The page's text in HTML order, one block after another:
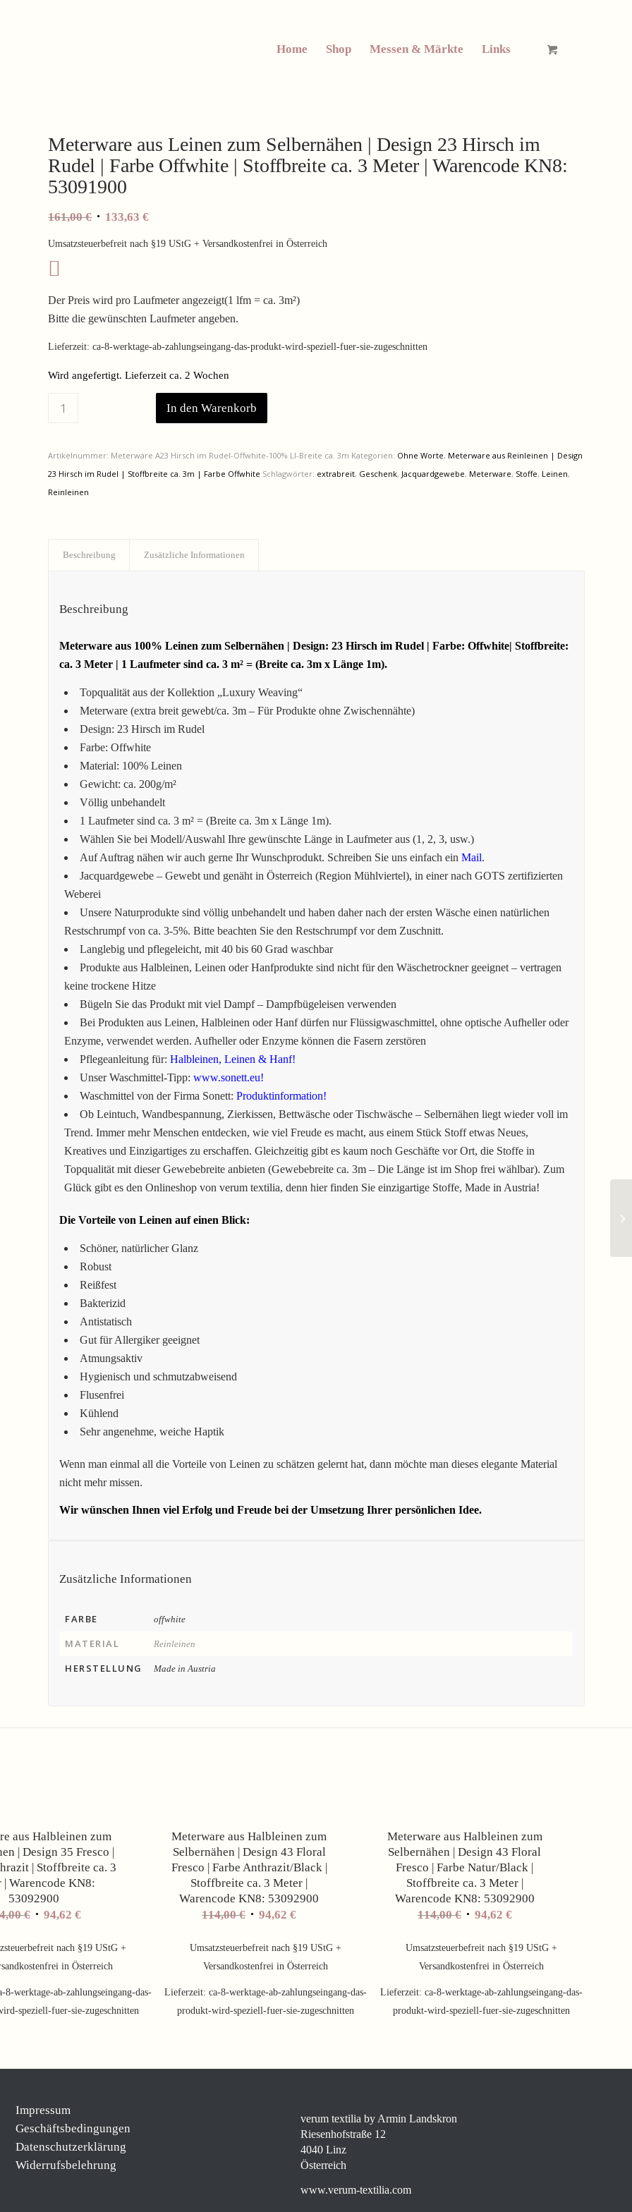
Home Shop Messen & Märkte Links
Meterware aus Leinen zum Selbernähen | Design 23 Hirsch im
Rudel | Farbe Offwhite | Stoffbreite ca. 3 Meter | Warencode KN8:
53091900
161,00€ Ursprünglicher
war:
133,63€
ist:
Umsatzsteuerbefreit nach §19 UStG + Versandkostenfrei in Österreich
Der Preis wird pro Laufmeter angezeigt(1 lfm = ca. 3m²)
Bitte die gewünschten Laufmeter angeben.
Lieferzeit:ca-8-werktage-ab-zahlungseingang-das-produkt-wird-speziell-fuer-sie-zugeschnitten
Wird angefertigt. Lieferzeit ca. 2 Wochen
In den Warenkorb
Artikelnummer: Meterware A23 Hirsch im Rudel-Offwhite-100% LI-Breite ca. 3m Kategorien: Ohne Worte, Meterware aus Reinleinen | Design
23 Hirsch im Rudel | Stoffbreite ca. 3m | Farbe Offwhite Schlagwörter: extrabreit, Geschenk, Jacquardgewebe, Meterware, Stoffe, Leinen,
Reinleinen
Beschreibung Zusätzliche Informationen
Beschreibung
Meterware aus 100% Leinen zum Selbernähen | Design: 23 Hirsch im Rudel | Farbe: Offwhite| Stoffbreite:
ca.3 Meter | 1 Laufmeter sind ca. 3 m² = (Breite ca. 3m x Länge 1m).
Topqualität aus der Kollektion „Luxury Weaving“
Meterware (extra breit gewebt/ca. 3m – Für Produkte ohne Zwischennähte)
Design: 23 Hirsch im Rudel
Farbe: Offwhite
Material: 100% Leinen
Gewicht: ca. 200g/m²
Völlig unbehandelt
1 Laufmeter sind ca. 3 m² = (Breite ca. 3m x Länge 1m).
Wählen Sie bei Modell/Auswahl Ihre gewünschte Länge in Laufmeter aus (1, 2, 3, usw.)
Auf Auftrag nähen wir auch gerne Ihr Wunschprodukt. Schreiben Sie uns einfach einMail.
Jacquardgewebe – Gewebt und genäht in Österreich (Region Mühlviertel), in einer nach GOTS zertifizierten
Weberei
Unsere Naturprodukte sind völlig unbehandelt und haben daher nach der ersten Wäsche einen natürlichen
Restschrumpf von ca. 3-5%. Bitte beachten Sie den Restschrumpf vor dem Zuschnitt.
Langlebig und pflegeleicht, mit 40 bis 60 Grad waschbar
Produkte aus Halbleinen, Leinen oder Hanfprodukte sind nicht für den Wäschetrockner geeignet – vertragen
keine trockene Hitze
Bügeln Sie das Produkt mit viel Dampf – Dampfbügeleisen verwenden
Bei Produkten aus Leinen, Halbleinen oder Hanf dürfen nur Flüssigwaschmittel, ohne optische Aufheller oder
Enzyme, verwendet werden. Aufheller oder Enzyme können die Fasern zerstören
Pflegeanleitung für:Halbleinen, Leinen & Hanf!
Unser Waschmittel-Tipp:www.sonett.eu!
Waschmittel von der Firma Sonett:Produktinformation!
Ob Leintuch, Wandbespannung, Zierkissen, Bettwäsche oder Tischwäsche – Selbernähen liegt wieder voll im
Trend. Immer mehr Menschen entdecken, wie viel Freude es macht, aus einem Stück Stoff etwas Neues,
Kreatives und Einzigartiges zu erschaffen. Gleichzeitig gibt es kaum noch Geschäfte vor Ort, die Stoffe in
Topqualität mit dieser Gewebebreite anbieten (Gewebebreite ca. 3m – Die Länge ist im Shop frei wählbar). Zum
Glück gibt es den Onlineshop von verum textilia, denn hier finden Sie einzigartige Stoffe, Made in Austria!
Die Vorteile von Leinen auf einen Blick:
Schöner, natürlicher Glanz
Robust
Reißfest
Bakterizid
Antistatisch
Gut für Allergiker geeignet
Atmungsaktiv
Hygienisch und schmutzabweisend
Flusenfrei
Kühlend
Sehr angenehme, weiche Haptik
Wenn man einmal all die Vorteile von Leinen zu schätzen gelernt hat, dann möchte man dieses elegante Material
nicht mehr missen.
Wir wünschen Ihnen viel Erfolg und Freude bei der Umsetzung Ihrer persönlichen Idee.
Zusätzliche Informationen
FARBE offwhite
MATERIAL Reinleinen
HERSTELLUNG Made in Austria
aus Halbleinen zum
| Design 35 Fresco |
| Stoffbreite ca. 3
| Warencode KN8:
53092900
€ Ursprünglicher
war:
114,00 €
94,62 €Aktueller
ist:
94,62 €.
nach §19 UStG +
in Österreich
8-werktage-ab-zahlungseingang-das-
speziell-fuer-sie-zugeschnitten
Meterware aus Halbleinen zum
Selbernähen | Design 43 Floral
Fresco | Farbe Anthrazit/Black |
Stoffbreite ca. 3 Meter |
Warencode KN8: 53092900
114,00€ Ursprünglicher
war:
114,00 €
94,62€Aktueller
ist:
94,62 €.
Umsatzsteuerbefreit nach §19 UStG +
Versandkostenfrei in Österreich
Lieferzeit:ca-8-werktage-ab-zahlungseingang-das-
produkt-wird-speziell-fuer-sie-zugeschnitten
Meterware aus Halbleinen zum
Selbernähen | Design 43 Floral
Fresco | Farbe Natur/Black |
Stoffbreite ca. 3 Meter |
Warencode KN8: 53092900
114,00€ Ursprünglicher
war:
114,00 €
94,62 €Aktueller
ist:
94,62 €.
Umsatzsteuerbefreit nach §19 UStG +
Versandkostenfrei in Österreich
Lieferzeit: ca-8-werktage-ab-zahlungseingang-das-
produkt-wird-speziell-fuer-sie-zugeschnitten
Impressum
Geschäftsbedingungen
Datenschutzerklärung
Widerrufsbelehrung
verum textilia by Armin Landskron
Riesenhofstraße 12
4040 Linz
Österreich
www.verum-textilia.com